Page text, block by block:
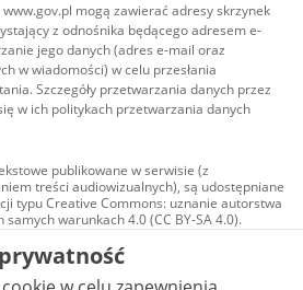
mogą zawierać adresy skrzynek
z odnośnika będącego adresem e-
jego danych (adres e-mail oraz
w wiadomości) w celu przesłania
Szczegóły przetwarzania danych przez
w ich politykach przetwarzania danych
publikowane w serwisie (z
treści audiowizualnych), są udostępniane
typu Creative Commons: uznanie autorstwa
samych warunkach 4.0 (CC BY-SA 4.0).
audiowizualne, w tym zdjęcia, materiały
są udostępniane na licencji typu
Commons: uznanie autorstwa użycie
- bez utworów zależnych 4.0 (CC BY-